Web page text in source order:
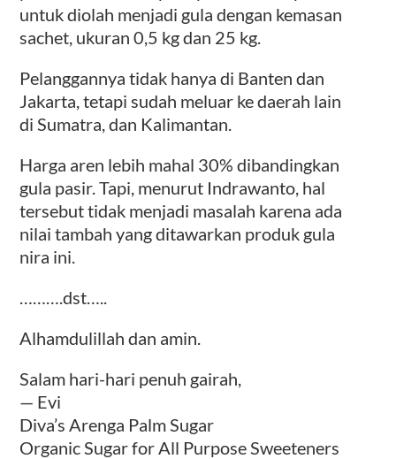
untuk diolah menjadi gula dengan kemasan
sachet, ukuran 0,5 kg dan 25 kg.
Pelanggannya tidak hanya di Banten dan
Jakarta, tetapi sudah meluar ke daerah lain
di Sumatra, dan Kalimantan.
Harga aren lebih mahal 30% dibandingkan
gula pasir. Tapi, menurut Indrawanto, hal
tersebut tidak menjadi masalah karena ada
nilai tambah yang ditawarkan produk gula
nira ini.
……….dst…..
Alhamdulillah dan amin.
Salam hari-hari penuh gairah,
— Evi
Diva’s Arenga Palm Sugar
Organic Sugar for All Purpose Sweeteners